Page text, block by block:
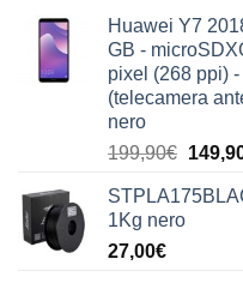
Huawei Y7
GB -
pixel (268 ppi)
(telecamera
nero
199,90€ Il
1Kg nero
27,00€